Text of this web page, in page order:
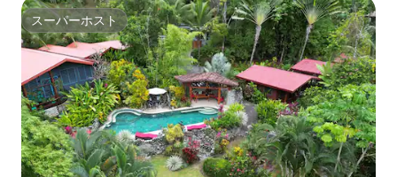
スーパーホスト
スーパーホスト